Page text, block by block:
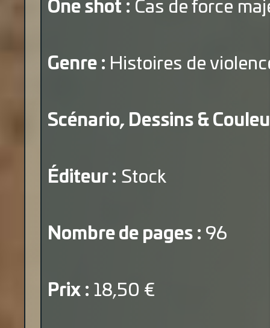
One shot : Cas de force
Genre : Histoires de
Scénario, Dessins &
Éditeur : Stock
Nombre de pages : 96
Prix : 18,50 €